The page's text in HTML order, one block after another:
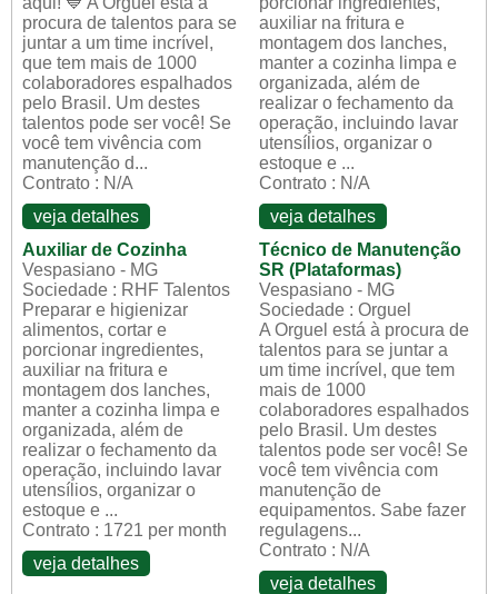
procura de talentos para se
juntar a um time incrível,
que tem mais de 1000
colaboradores espalhados
pelo Brasil. Um destes
talentos pode ser você! Se
você tem vivência com
manutenção d...
Contrato : N/A
veja detalhes
auxiliar na fritura e
montagem dos lanches,
manter a cozinha limpa e
organizada, além de
realizar o fechamento da
operação, incluindo lavar
utensílios, organizar o
estoque e ...
Contrato : N/A
veja detalhes
Auxiliar de Cozinha
Vespasiano - MG
Sociedade : RHF Talentos
Preparar e higienizar
alimentos, cortar e
porcionar ingredientes,
auxiliar na fritura e
montagem dos lanches,
manter a cozinha limpa e
organizada, além de
realizar o fechamento da
operação, incluindo lavar
utensílios, organizar o
estoque e ...
Contrato : 1721 per month
veja detalhes
Técnico de Manutenção
SR (Plataformas)
Vespasiano - MG
Sociedade : Orguel
A Orguel está à procura de
talentos para se juntar a
um time incrível, que tem
mais de 1000
colaboradores espalhados
pelo Brasil. Um destes
talentos pode ser você! Se
você tem vivência com
manutenção de
equipamentos. Sabe fazer
regulagens...
Contrato : N/A
veja detalhes